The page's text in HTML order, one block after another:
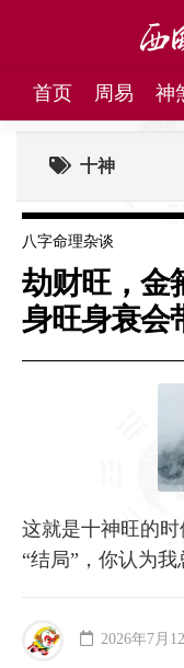
首页 周易 神
十神
八字命理杂谈
劫财旺，金
身旺身衰会
这就是十神旺的
“结局”，你认为
2026年7月